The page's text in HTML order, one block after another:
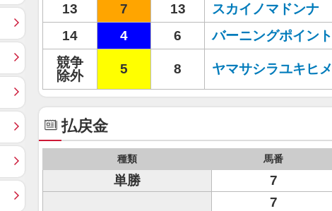
13
7 13 スカイノマドンナ
14
4 6 バーニングポイント
競争
除外
5 8 ヤマサシラユキヒメ
払戻金
種類 馬番
単勝 7
7